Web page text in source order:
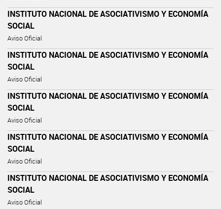
INSTITUTO NACIONAL DE ASOCIATIVISMO Y ECONOMÍA
SOCIAL
Aviso Oficial
INSTITUTO NACIONAL DE ASOCIATIVISMO Y ECONOMÍA
SOCIAL
Aviso Oficial
INSTITUTO NACIONAL DE ASOCIATIVISMO Y ECONOMÍA
SOCIAL
Aviso Oficial
INSTITUTO NACIONAL DE ASOCIATIVISMO Y ECONOMÍA
SOCIAL
Aviso Oficial
INSTITUTO NACIONAL DE ASOCIATIVISMO Y ECONOMÍA
SOCIAL
Aviso Oficial